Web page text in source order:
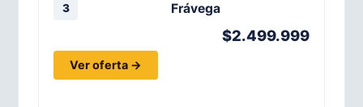
3 Frávega
$2.499.999
Ver oferta →